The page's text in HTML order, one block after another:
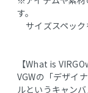
す。
サイズスペック
【What is
VGWの「デザイ
ルというキャン